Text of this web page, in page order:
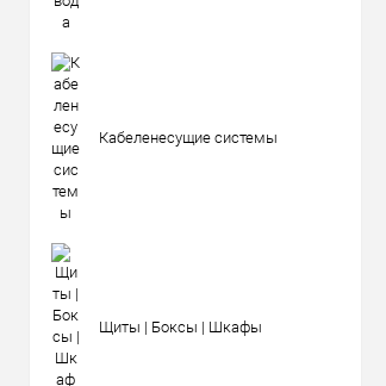
Кабеленесущие системы
Щиты | Боксы | Шкафы